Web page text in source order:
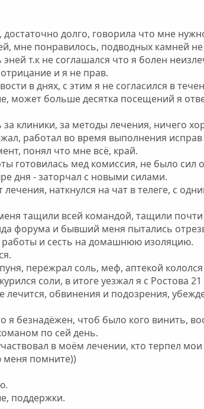
долго, говорила что мне
мне понравилось, подводных камней
т.к не соглашался что я болен
и я не прав.
в днях, с этим я не согласился в
больше десятка посещений я
клиники, за методы лечения, ничего
работал во время выполнения
понял что мне всё, край.
готовилась мед комиссия, не было
дня - заторчал с новыми силами.
наткнулся на чат в телеге, с
тащили всей командой, тащили почти
форума и бывший меня пытались
работы и сесть на домашнюю изоляцию.
пережрал соль, меф, аптекой
соли, в итоге уезжал я с Ростова
обвинения и подозрения,
я безнадёжен, чтоб было кого винить,
по сей день.
в моём лечении, кто терпел
помните))
поддержки.